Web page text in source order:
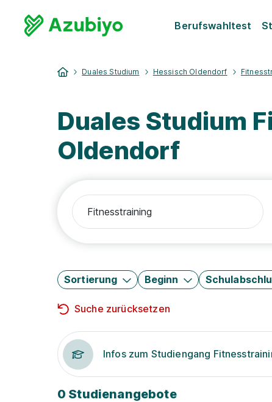
Berufswahltest
Duales Studium Hessisch Oldendorf
Duales Studium
Oldendorf
Sortierung Beginn
Suche zurücksetzen
Infos zum Studiengang
0 Studienangebote